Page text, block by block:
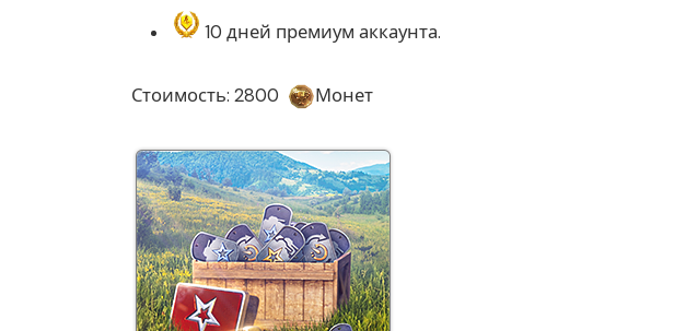
10 дней премиум аккаунта.
Стоимость: 2800 Монет